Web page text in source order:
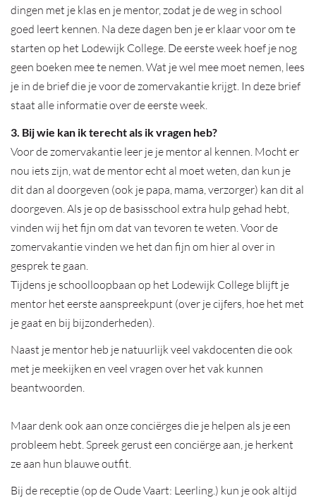
dingen met je klas en je mentor, zodat je de weg in school
goed leert kennen. Na deze dagen ben je er klaar voor om te
starten op het Lodewijk College. De eerste week hoef je nog
geen boeken mee te nemen. Wat je wel mee moet nemen, lees
je in de brief die je voor de zomervakantie krijgt. In deze brief
staat alle informatie over de eerste week.
3. Bij wie kan ik terecht als ik vragen heb?
Voor de zomervakantie leer je je mentor al kennen. Mocht er
nou iets zijn, wat de mentor echt al moet weten, dan kun je
dit dan al doorgeven (ook je papa, mama, verzorger) kan dit al
doorgeven. Als je op de basisschool extra hulp gehad hebt,
vinden wij het fijn om dat van tevoren te weten. Voor de
zomervakantie vinden we het dan fijn om hier al over in
gesprek te gaan.
Tijdens je schoolloopbaan op het Lodewijk College blijft je
mentor het eerste aanspreekpunt (over je cijfers, hoe het met
je gaat en bij bijzonderheden).
Naast je mentor heb je natuurlijk veel vakdocenten die ook
met je meekijken en veel vragen over het vak kunnen
beantwoorden.
Maar denk ook aan onze conciërges die je helpen als je een
probleem hebt. Spreek gerust een conciërge aan, je herkent
ze aan hun blauwe outfit.
Bij de receptie (op de Oude Vaart: Leerling.) kun je ook altijd